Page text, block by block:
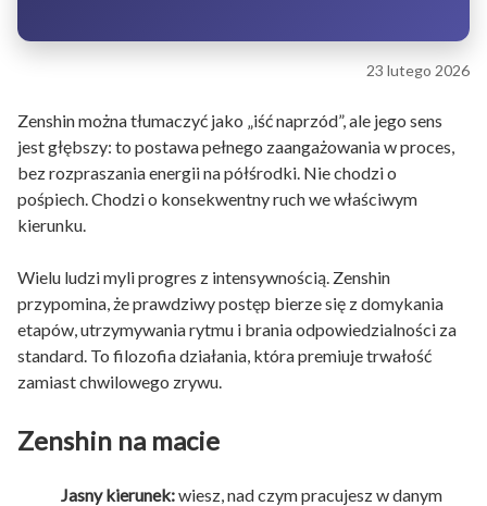
23 lutego 2026
Zenshin można tłumaczyć jako „iść naprzód”, ale jego sens
jest głębszy: to postawa pełnego zaangażowania w proces,
bez rozpraszania energii na półśrodki. Nie chodzi o
pośpiech. Chodzi o konsekwentny ruch we właściwym
kierunku.
Wielu ludzi myli progres z intensywnością. Zenshin
przypomina, że prawdziwy postęp bierze się z domykania
etapów, utrzymywania rytmu i brania odpowiedzialności za
standard. To filozofia działania, która premiuje trwałość
zamiast chwilowego zrywu.
Zenshin na macie
Jasny kierunek:wiesz, nad czym pracujesz w danym